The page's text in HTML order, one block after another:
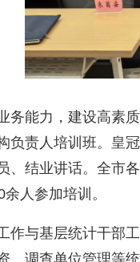
务能力，建设高素
负责人培训班。皇
、结业讲话。全市
人参加培训。
作与基层统计干部
、调查单位管理等